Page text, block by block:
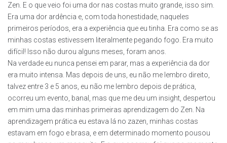
Zen. E o que veio foi uma dor nas costas muito grande, isso sim.
Era uma dor ardência e, com toda honestidade, naqueles
primeiros períodos, era a experiência que eu tinha. Era como se as
minhas costas estivessem literalmente pegando fogo. Era muito
difícil! Isso não durou alguns meses, foram anos.
Na verdade eu nunca pensei em parar, mas a experiência da dor
era muito intensa. Mas depois de uns, eu não me lembro direito,
talvez entre 3 e 5 anos, eu não me lembro depois de prática,
ocorreu um evento, banal, mas que me deu um insight, despertou
em mim uma das minhas primeiras aprendizagem do Zen. Na
aprendizagem prática eu estava lá no zazen, minhas costas
estavam em fogo e brasa, e em determinado momento pousou